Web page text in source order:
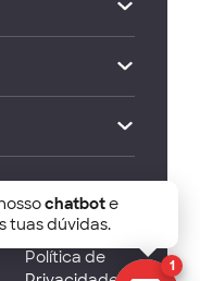
of Economics
Política de
1
chatbote
tuas dúvidas.